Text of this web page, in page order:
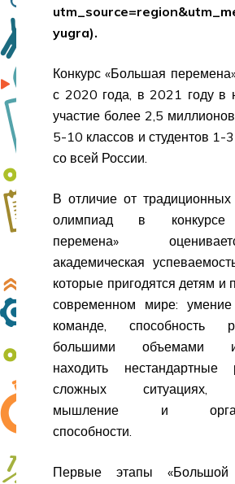
yugra).
Конкурс «Большая
с 2020 года, в 2021 году в
участие более 2,5
5-10 классов и студентов
со всей России.
В отличие от
олимпиад в конкурсе
перемена»
академическая
которые пригодятся детям и
современном мире:
команде, способность
большими объемами
находить
сложных ситуациях,
мышление и
способности.
Первые этапы «Большой